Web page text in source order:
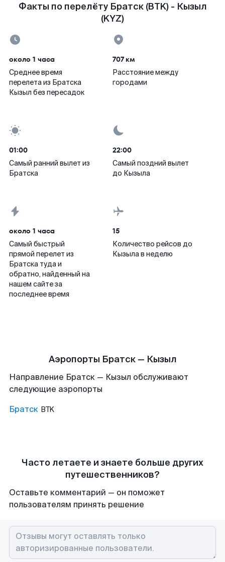
Факты по перелёту Братск (BTK) - Кызыл
(KYZ)
около 1 часа
Среднее время
перелета из Братска
Кызыл без пересадок
707 км
Расстояние между
городами
01:00
Самый ранний вылет из
Братска
22:00
Самый поздний вылет
до Кызыла
около 1 часа
Самый быстрый
прямой перелет из
Братска туда и
обратно, найденный на
нашем сайте за
последнее время
15
Количество рейсов до
Кызыла в неделю
Аэропорты Братск — Кызыл
Направление Братск — Кызыл обслуживают
следующие аэропорты
Братск BTK
Часто летаете и знаете больше других
путешественников?
Оставьте комментарий — он поможет
пользователям принять решение